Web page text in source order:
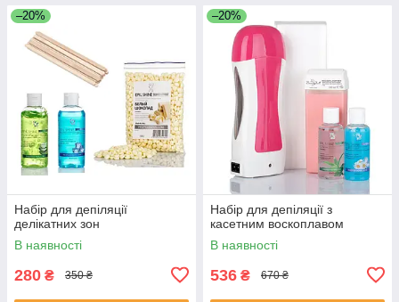
–20%
Набір для депіляції
делікатних зон
В наявності
280 ₴ 350 ₴
–20%
Набір для депіляції з
касетним воскоплавом
В наявності
536 ₴ 670 ₴